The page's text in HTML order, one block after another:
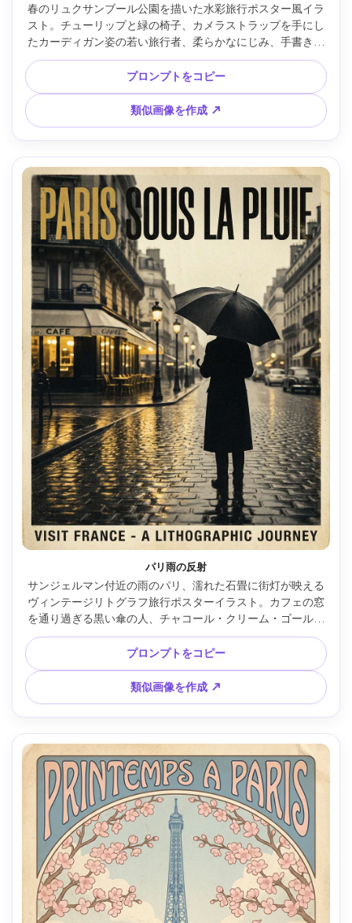
春のリュクサンブール公園を描いた水彩旅行ポスター風イラ
スト。チューリップと緑の椅子、カメラストラップを手にし
たカーディガン姿の若い旅行者、柔らかなにじみ、手書き風
タイトル「JARDIN DU LUXEMBOURG」とクリーンサブタイ
トル、ミルキーな紙質感、空気感ある大きな余白、魅力的で
穏やかな雰囲気、85mmレンズ、浅い被写界深度 --ar 4:5
プロンプトをコピー
類似画像を作成 ↗
パリ雨の反射
サンジェルマン付近の雨のパリ、濡れた石畳に街灯が映える
ヴィンテージリトグラフ旅行ポスターイラスト。カフェの窓
を通り過ぎる黒い傘の人、チャコール・クリーム・ゴールデ
ンイエローのムーディな配色、フィルムノワール調、太字コ
ンデンスドタイプ「PARIS SOUS LA PLUIE」、厚い粒子と若
干のインクズレで本格感、85mmレンズ、浅い被写界深度 --
ar 4:5
プロンプトをコピー
類似画像を作成 ↗